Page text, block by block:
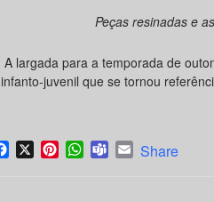
Peças resinadas e
A largada para a temporada de
infanto-juvenil que se tornou
Facebook
X PinterestWhatsApp
TeamsEmail
Share